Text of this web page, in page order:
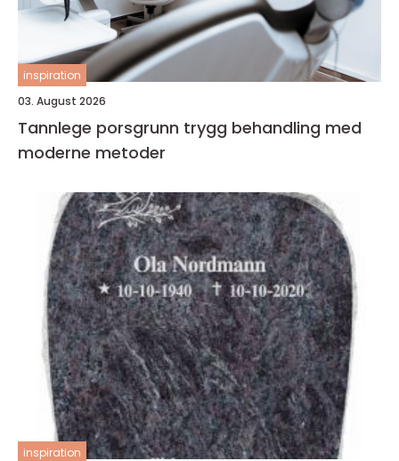
inspiration
03. August 2026
Tannlege porsgrunn trygg behandling med
moderne metoder
inspiration